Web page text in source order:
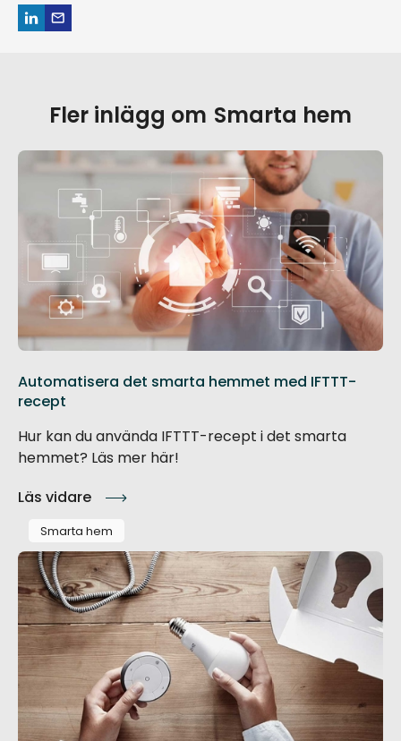
Fler inlägg om Smarta hem
Automatisera det smarta hemmet med IFTTT-
recept
Hur kan du använda IFTTT-recept i det smarta
hemmet? Läs mer här!
Läs vidare
Smarta hem